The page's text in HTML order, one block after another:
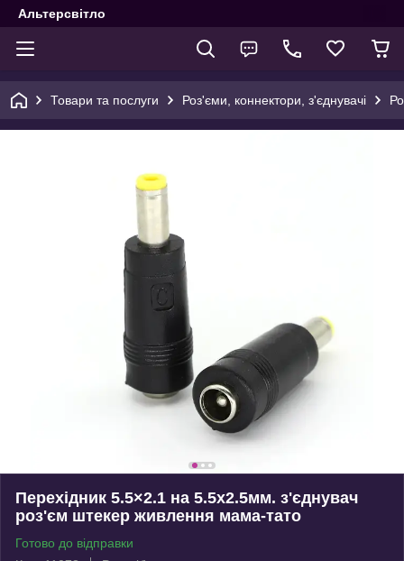
Альтерсвітло
Товари та послуги Роз'єми, коннектори, з'єднувачі
Перехідник 5.5×2.1 на 5.5х2.5мм. з'єднувач
роз'єм штекер живлення мама-тато
Готово до відправки